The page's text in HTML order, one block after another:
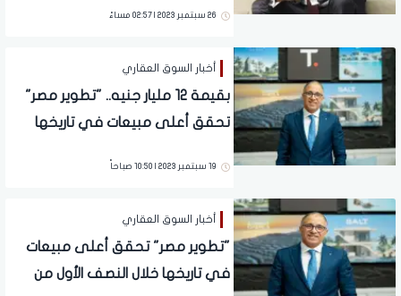
26 سبتمبر 2023 | 02:57 مساءً
أخبار السوق العقاري
بقيمة 12 مليار جنيه.. "تطوير مصر"
تحقق أعلى مبيعات في تاريخها
19 سبتمبر 2023 | 10:50 صباحاً
أخبار السوق العقاري
"تطوير مصر" تحقق أعلى مبيعات
في تاريخها خلال النصف الأول من